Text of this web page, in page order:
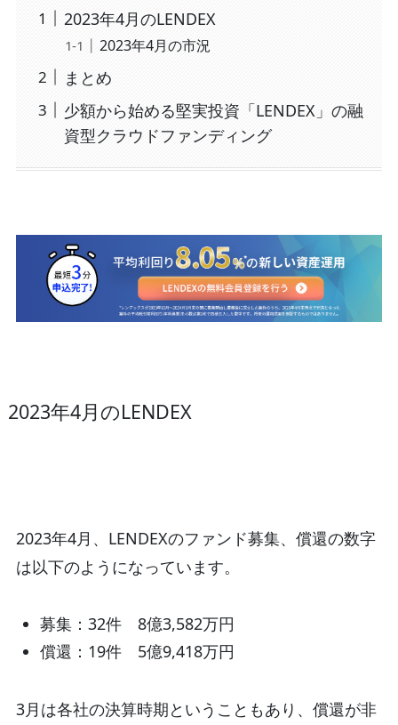
2023年4月のLENDEX
2023年4月の市況
まとめ
少額から始める堅実投資「LENDEX」の融
資型クラウドファンディング
2023年4月のLENDEX
2023年4月、LENDEXのファンド募集、償還の数字
は以下のようになっています。
募集：32件 8億3,582万円
償還：19件 5億9,418万円
3月は各社の決算時期ということもあり、償還が非